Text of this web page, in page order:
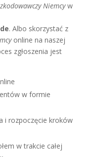
Niemcyw
. Albo skorzystać z
online na naszej
zgłoszenia jest
w formie
i rozpoczęcie kroków
w trakcie całej